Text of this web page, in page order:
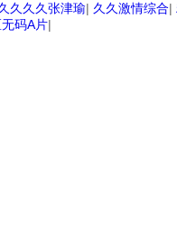
久久久张津瑜| 久久激情综合|
码A片|